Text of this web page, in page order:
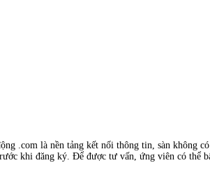
.com là nền tảng kết nối thông tin, sàn không
khi đăng ký. Để được tư vấn, ứng viên có thể